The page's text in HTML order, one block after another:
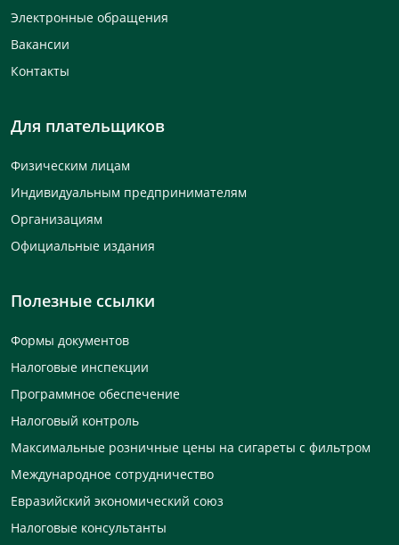
Электронные обращения
Вакансии
Контакты
Для плательщиков
Физическим лицам
Индивидуальным предпринимателям
Организациям
Официальные издания
Полезные ссылки
Формы документов
Налоговые инспекции
Программное обеспечение
Налоговый контроль
Максимальные розничные цены на сигареты с фильтром
Международное сотрудничество
Евразийский экономический союз
Налоговые консультанты